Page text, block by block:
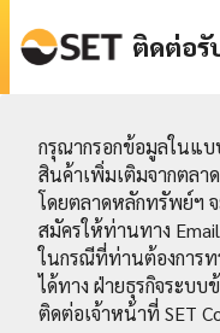
ติดต่อรั
กรุณากรอกข้อมูลในแบ
สินค้าเพิ่มเติมจากตล
โดยตลาดหลักทรัพย์ฯ จ
สมัครให้ท่านทาง
ในกรณีที่ท่านต้องการท
ได้ทาง ฝ่ายธุรกิจระบ
ติดต่อเจ้าหน้าที่ SET